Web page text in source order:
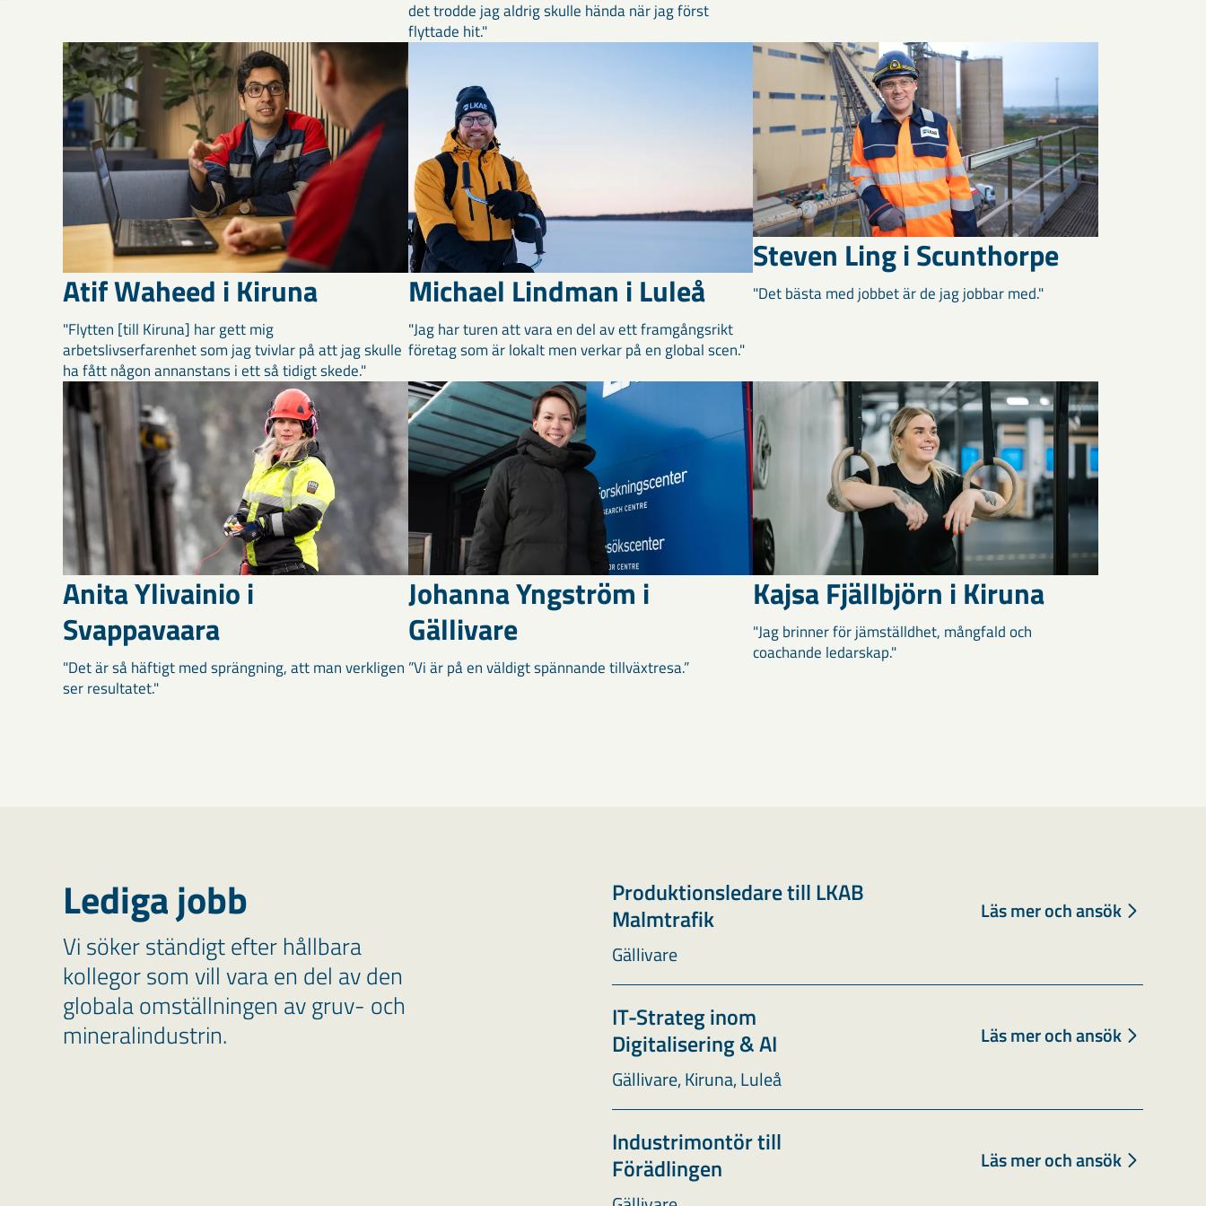
det trodde jag aldrig skulle hända när jag först
flyttade hit."
Atif Waheed i Kiruna
"Flytten [till Kiruna] har gett mig
arbetslivserfarenhet som jag tvivlar på att jag skulle
ha fått någon annanstans i ett så tidigt skede."
Michael Lindman i Luleå
"Jag har turen att vara en del av ett framgångsrikt
företag som är lokalt men verkar på en global scen."
Steven Ling i Scunthorpe
"Det bästa med jobbet är de jag jobbar med."
Anita Ylivainio i
Svappavaara
"Det är så häftigt med sprängning, att man verkligen
ser resultatet."
Johanna Yngström i
Gällivare
”Vi är på en väldigt spännande tillväxtresa.”
Kajsa Fjällbjörn i Kiruna
"Jag brinner för jämställdhet, mångfald och
coachande ledarskap."
Lediga jobb
Vi söker ständigt efter hållbara
kollegor som vill vara en del av den
globala omställningen av gruv- och
mineralindustrin.
Produktionsledare till LKAB
Malmtrafik
Gällivare
Läs mer och ansök
IT-Strateg inom
Digitalisering & AI
Gällivare, Kiruna, Luleå
Läs mer och ansök
Industrimontör till
Förädlingen
Läs mer och ansök